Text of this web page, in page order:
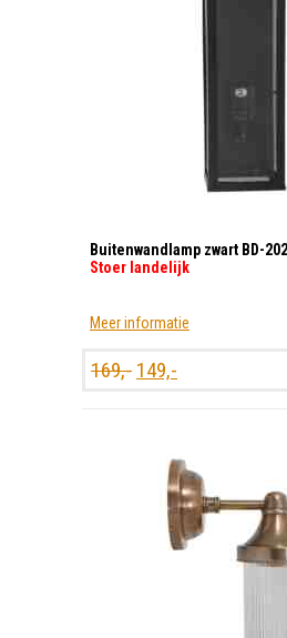
Buitenwandlamp zwart BD-
Stoer landelijk
Meer informatie
169,- Oorspronkelijke
149,-